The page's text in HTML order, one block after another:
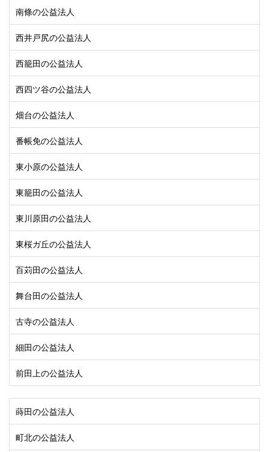
南條の公益法人
西井戸尻の公益法人
西籠田の公益法人
西四ツ谷の公益法人
畑台の公益法人
番帳免の公益法人
東小原の公益法人
東籠田の公益法人
東川原田の公益法人
東桜ガ丘の公益法人
百苅田の公益法人
舞台田の公益法人
古寺の公益法人
細田の公益法人
前田上の公益法人
蒔田の公益法人
町北の公益法人